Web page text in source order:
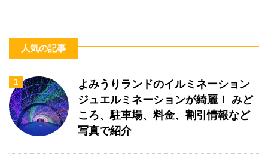
人気の記事
1
よみうりランドのイルミネーション
ジュエルミネーションが綺麗！ みど
ころ、駐車場、料金、割引情報など
写真で紹介